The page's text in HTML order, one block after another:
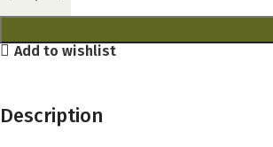
Add to wishlist
Description